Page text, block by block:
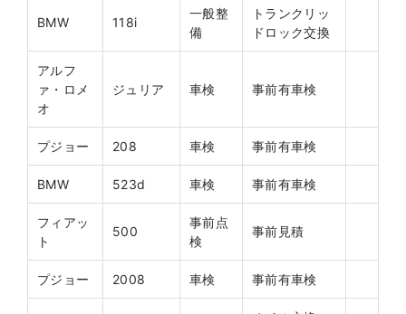
BMW 118i
一般整
備
トランクリッ
ドロック交換
アルフ
ァ・ロメ
オ
ジュリア 車検 事前有車検
プジョー 208 車検 事前有車検
BMW 523d 車検 事前有車検
フィアッ
ト
500
事前点
検
事前見積
プジョー 2008 車検 事前有車検